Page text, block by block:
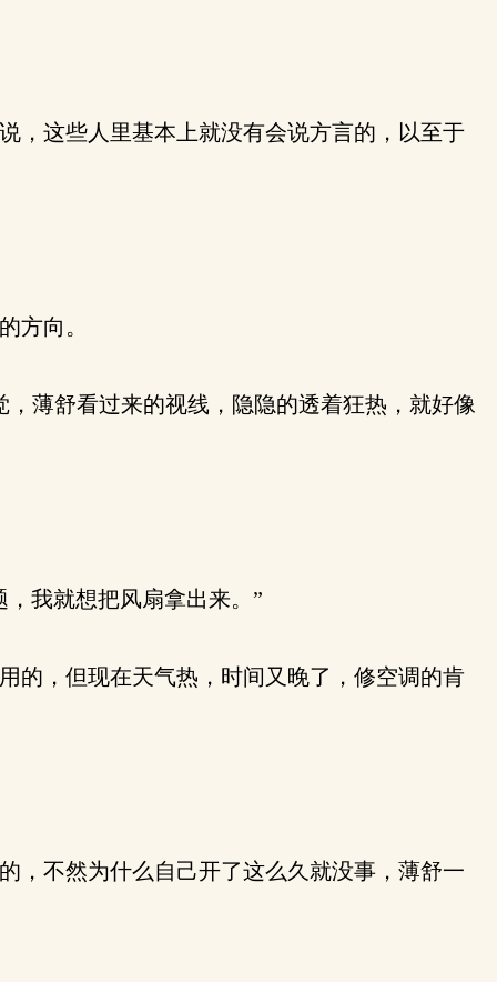
这些人里基本上就没有会说方言的，以至于
方向。
薄舒看过来的视线，隐隐的透着狂热，就好像
我就想把风扇拿出来。”
，但现在天气热，时间又晚了，修空调的肯
不然为什么自己开了这么久就没事，薄舒一